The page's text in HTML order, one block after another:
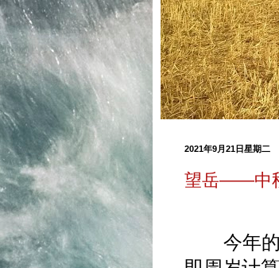
2021年9月21日星期二
望岳——中
今年的